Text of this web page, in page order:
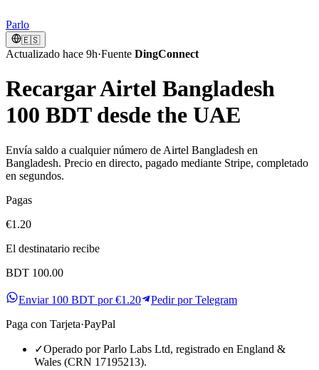
Parlo
🇪🇸
Actualizado hace 9h·Fuente DingConnect
Recargar Airtel Bangladesh
100 BDT desde the UAE
Envía saldo a cualquier número de Airtel Bangladesh en
Bangladesh. Precio en directo, pagado mediante Stripe, completado
en segundos.
Pagas
€1.20
El destinatario recibe
BDT 100.00
Enviar 100 BDT por €1.20
Pedir por Telegram
Paga con Tarjeta·PayPal
✓Operado por Parlo Labs Ltd, registrado en England &
Wales (CRN 17195213).